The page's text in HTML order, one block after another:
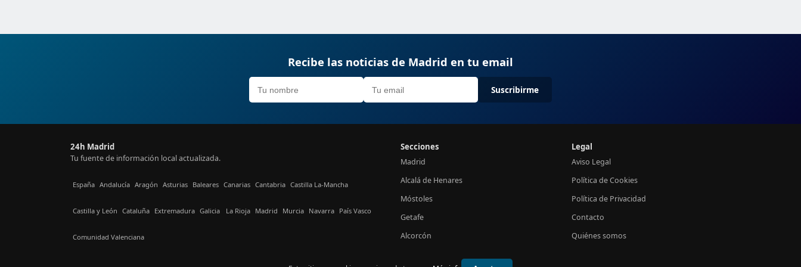
Recibe las noticias de Madrid en tu email
Suscribirme
24h Madrid
Tu fuente de información local actualizada.
España Andalucía Aragón Asturias Baleares Canarias Cantabria Castilla La-Mancha
Castilla y León Cataluña Extremadura Galicia La Rioja Madrid Murcia Navarra País Vasco
Comunidad Valenciana
Secciones
Madrid
Alcalá de Henares
Móstoles
Getafe
Alcorcón
Legal
Aviso Legal
Política de Cookies
Política de Privacidad
Contacto
Quiénes somos